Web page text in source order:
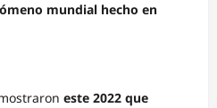
mundial hecho en
este 2022 que